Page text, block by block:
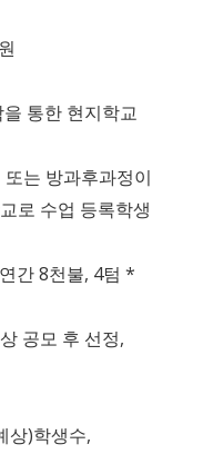
통한 현지학교
는 방과후과정이
로 수업 등록학생
연간 8천불, 4텀 *
공모 후 선정,
상)학생수,